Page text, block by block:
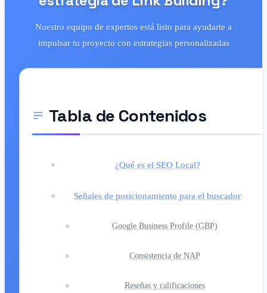
Nuestro equipo de expertos está listo para ayudarte a
impulsar tu proyecto con estrategias personalizadas
Tabla de Contenidos
¿Qué es el SEO Local?
Señales de posicionamiento para el buscador
Google Business Profile (GBP)
Consistencia de NAP
Reseñas y calificaciones